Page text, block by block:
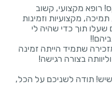
רופא מקצועי, קשוב
מקצועיות וזמינות
שעלו תוך כדי שהיה לי
שתמיד הייתה זמינה
בצורה רגישה!
שיש! תודה לשניכם על הכל,